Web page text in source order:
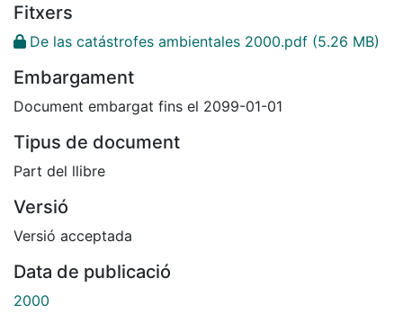
Fitxers
De las catástrofes ambientales 2000.pdf (5.26 MB)
Embargament
Document embargat fins el 2099-01-01
Tipus de document
Part del llibre
Versió
Versió acceptada
Data de publicació
2000